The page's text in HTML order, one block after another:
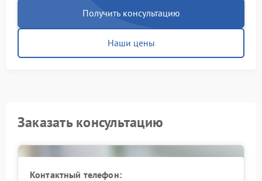
Получить консультацию
Наши цены
Заказать консультацию
Контактный телефон: